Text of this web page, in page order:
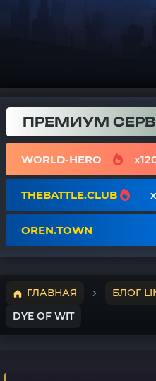
ПРЕМИУМ
WORLD-HERO
THEBATTLE.CLUB
OREN.TOWN
ГЛАВНАЯ БЛОГ
DYE OF WIT